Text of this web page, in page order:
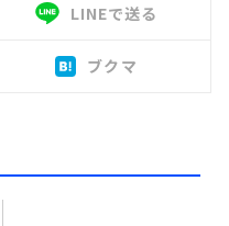
LINEで送る
ブクマ